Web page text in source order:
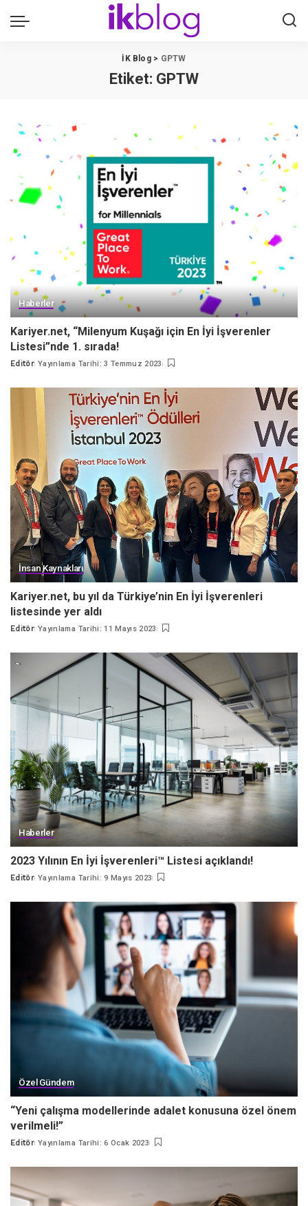
İK Blog> GPTW
Etiket: GPTW
Haberler
Kariyer.net, “Milenyum Kuşağı için En İyi İşverenler
Listesi”nde 1. sırada!
Posted
Editör Yayınlama Tarihi: 3 Temmuz 2023
İnsan Kaynakları
Kariyer.net, bu yıl da Türkiye’nin En İyi İşverenleri
listesinde yer aldı
Posted
Editör Yayınlama Tarihi: 11 Mayıs 2023
Haberler
2023 Yılının En İyi İşverenleri™ Listesi açıklandı!
Posted
Editör Yayınlama Tarihi: 9 Mayıs 2023
Özel Gündem
“Yeni çalışma modellerinde adalet konusuna özel önem
verilmeli!”
Posted
Editör Yayınlama Tarihi: 6 Ocak 2023